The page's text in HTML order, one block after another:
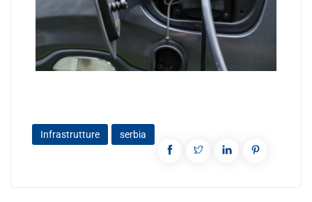
Infrastrutture serbia